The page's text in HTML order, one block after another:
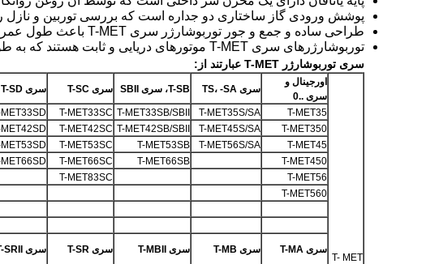
پوشش ورودی گاز ساختاری دو جداره است که بررسی توربین و نازل
طراحی ساده و جمع و جور توربوشارژر سری T-MET باعث طول عمر طولانی و قابلیت اطمینان بالا می شود.
توربوشارژرهای سری T-MET موتورهای دریایی و ثابت هستند که به طور گسترده مورد استفاده قرار می گیرند.
سری توربوشارژر T-MET عبارتند از:
T- MET
اورجینال و
سری ..0
سری TS، -SA T-SB، سری SBII سری T-SC سری T-SD
T-MET35
T-MET35S/SA
T-MET33SB/SBII
T-MET33SC
T-MET350
T-MET45S/SA
T-MET42SB/SBII
T-MET42SC
T-MET45
T-MET56S/SA
T-MET53SB
T-MET53SC
T-MET450
T-MET66SB
T-MET66SC
T-MET56
T-MET83SC
T-MET560
سری T-MA سری T-MB سری T-MBII سری T-SR سری T-SRII